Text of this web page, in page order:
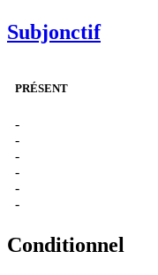
Subjonctif
PRÉSENT
-
-
-
-
-
-
Conditionnel